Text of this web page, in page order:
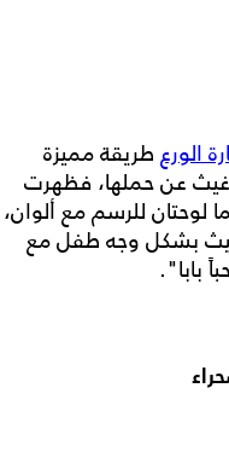
الورع طريقة مميزة
غيث عن حملها، فظهرت
للرسم مع ألوان،
غيث بشكل وجه طفل مع
بابا".